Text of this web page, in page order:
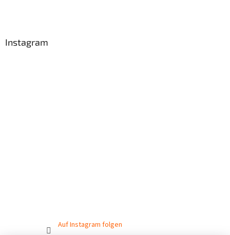
Instagram
Auf Instagram folgen